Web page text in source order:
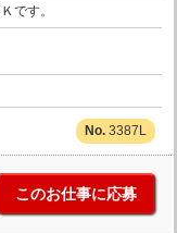
です。
3387L
このお仕事に応募